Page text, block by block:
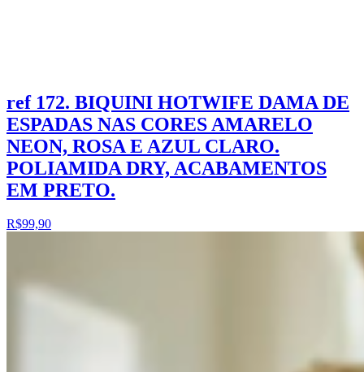
ref 172. BIQUINI HOTWIFE DAMA DE
ESPADAS NAS CORES AMARELO
NEON, ROSA E AZUL CLARO.
POLIAMIDA DRY, ACABAMENTOS
EM PRETO.
R$99,90